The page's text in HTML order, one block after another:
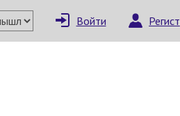
Войти